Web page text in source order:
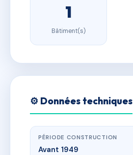
1
Bâtiment(s)
⚙️ Données techniques
PÉRIODE CONSTRUCTION
Avant 1949